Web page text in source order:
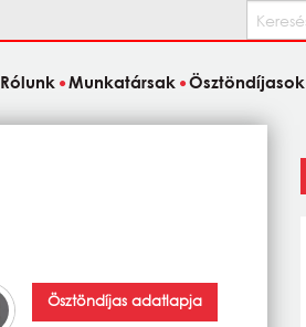
Keresés
Rólunk Munkatársak Ösztöndíjasok
Ösztöndíjas adatlapja